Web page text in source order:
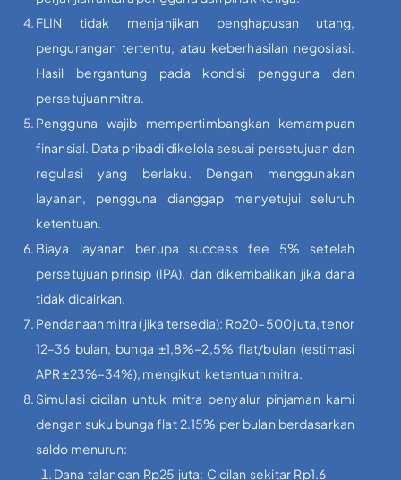
FLIN tidak menjanjikan penghapusan utang,
pengurangan tertentu, atau keberhasilan negosiasi.
Hasil bergantung pada kondisi pengguna dan
persetujuan mitra.
Pengguna wajib mempertimbangkan kemampuan
finansial. Data pribadi dikelola sesuai persetujuan dan
regulasi yang berlaku. Dengan menggunakan
layanan, pengguna dianggap menyetujui seluruh
ketentuan.
Biaya layanan berupa success fee 5% setelah
persetujuan prinsip (IPA), dan dikembalikan jika dana
tidak dicairkan.
Pendanaan mitra (jika tersedia): Rp20–500 juta, tenor
12–36 bulan, bunga ±1,8%–2,5% flat/bulan (estimasi
APR ±23%–34%), mengikuti ketentuan mitra.
Simulasi cicilan untuk mitra penyalur pinjaman kami
dengan suku bunga flat 2.15% per bulan berdasarkan
saldo menurun:
Dana talangan Rp25 juta: Cicilan sekitar Rp1.6